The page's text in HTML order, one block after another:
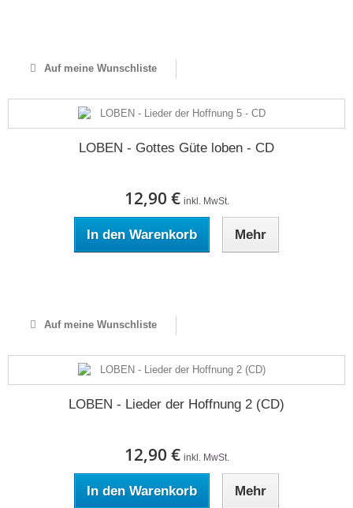
Auf meine Wunschliste
LOBEN - Gottes Güte loben - CD
12,90 € inkl. MwSt.
In den Warenkorb Mehr
Auf meine Wunschliste
LOBEN - Lieder der Hoffnung 2 (CD)
12,90 € inkl. MwSt.
In den Warenkorb Mehr